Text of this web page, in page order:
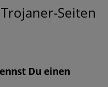
im Home Office
Trojaner-Seiten
Du einen